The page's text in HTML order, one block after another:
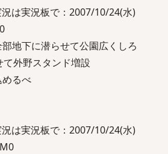
は実況板で：2007/10/24(水)
地下に潜らせて公園広くしろ
外野スタンド増設
るべ
は実況板で：2007/10/24(水)